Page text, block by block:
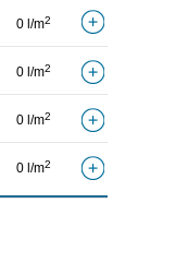
0 l/m2
0 l/m2
0 l/m2
0 l/m2